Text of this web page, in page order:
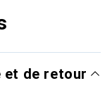
et de retour